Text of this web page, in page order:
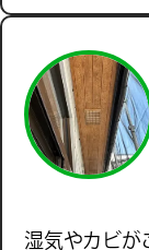
湿気やカビが